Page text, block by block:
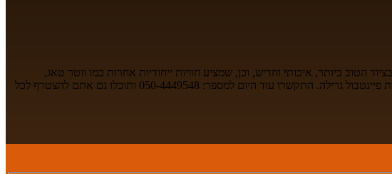
הטוב ביותר, איכותי וחדיש, וכן, שמציע חוויות ייחודיות אחרות כמו ווטר טאג,
שוטגנים, ועוד. כל הסיבות הללו לא משאירות מקום לספק: מי שרוצה לשחק במשחק המיוחד הזה וליהנות מכל רגע צריך לפנות אל חברת פיינטבול גרילה. התקשרו עוד היום למספר: 050-4449548 ותוכלו גם אתם להצטרף לכל